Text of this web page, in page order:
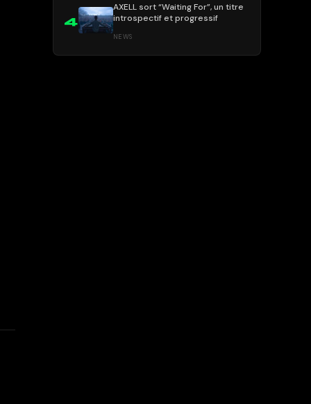
4
AXELL sort “Waiting For”, un titre
introspectif et progressif
NEWS